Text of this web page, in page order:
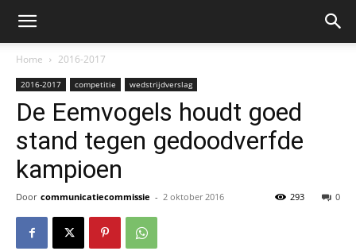
Home 2016-2017
2016-2017 competitie wedstrijdverslag
De Eemvogels houdt goed
stand tegen gedoodverfde
kampioen
Door communicatiecommissie - 2 oktober 2016 0
293